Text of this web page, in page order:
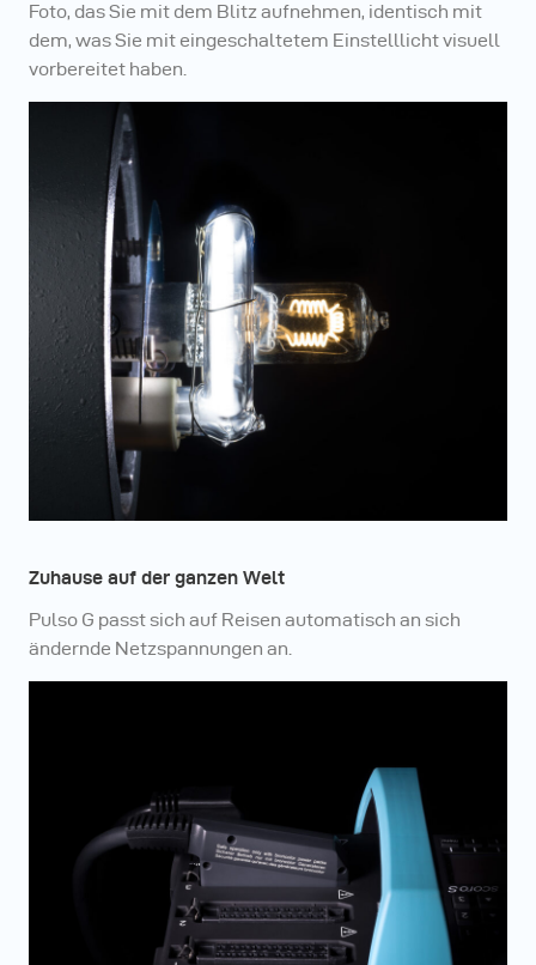
Foto, das Sie mit dem Blitz aufnehmen, identisch mit
dem, was Sie mit eingeschaltetem Einstelllicht visuell
vorbereitet haben.
Zuhause auf der ganzen Welt
Pulso G passt sich auf Reisen automatisch an sich
ändernde Netzspannungen an.